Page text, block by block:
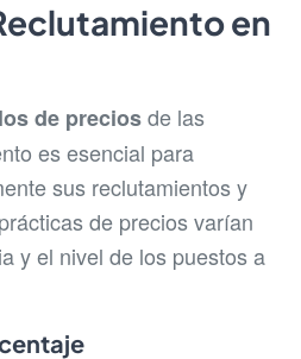
en
de preciosde las
es esencial para
sus reclutamientos y
de precios varían
y el nivel de los puestos a